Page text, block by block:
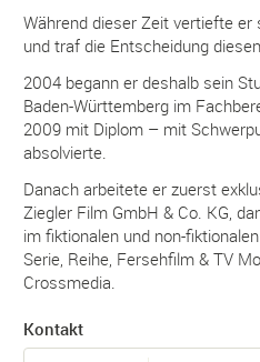
Während dieser Zeit vertiefte
und traf die Entscheidung
2004 begann er deshalb sein
Baden-Württemberg im
2009 mit Diplom – mit
absolvierte.
Danach arbeitete er zuerst
Ziegler Film GmbH & Co. KG,
im fiktionalen und non-
Serie, Reihe, Fersehfilm & TV
Crossmedia.
Kontakt